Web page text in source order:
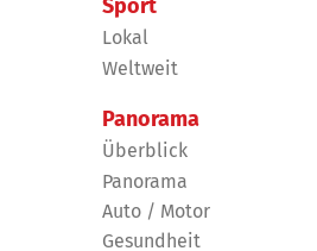
Sport
Lokal
Weltweit
Panorama
Überblick
Panorama
Auto / Motor
Gesundheit